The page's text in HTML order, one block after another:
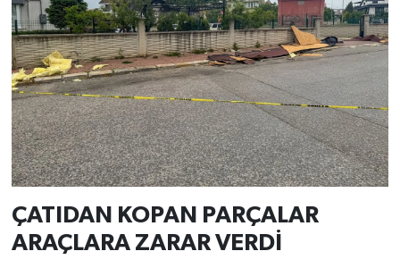
ÇATIDAN KOPAN PARÇALAR
ARAÇLARA ZARAR VERDİ
Rüya Tabirleri
Sağlık
Şaphane
Simav
Siyaset